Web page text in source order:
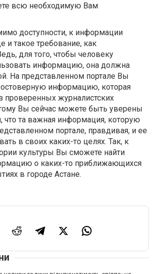
всю необходимую Вам
доступности, к информации
и такое требование, как
для того, чтобы человеку
информацию, она должна
На представленном портале Вы
информацию, которая
проверенных журналистских
Вы сейчас можете быть уверены
что та важная информация, которую
портале, правдивая, и ее
в своих каких-то целях. Так, к
культуры Вы сможете найти
о каких-то приближающихся
в городе Астане.